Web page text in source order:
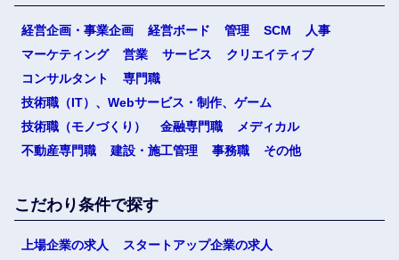
経営企画・事業企画 経営ボード 管理 SCM
人事
マーケティング
営業 サービス
クリエイティブ
コンサルタント
専門職
技術職（IT）、Webサービス・制作、ゲーム
技術職（モノづくり）
金融専門職
メディカル
不動産専門職
建設・施工管理 事務職 その他
こだわり条件で探す
上場企業の求人
スタートアップ企業の求人